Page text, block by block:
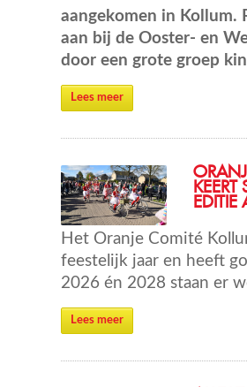
aangekomen in Kollum.
aan bij de Ooster- en
door een grote groep
Lees meer
Het Oranje Comité
feestelijk jaar en heeft
2026 én 2028 staan er
Lees meer